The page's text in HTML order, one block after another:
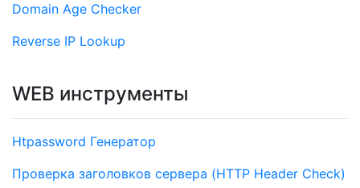
Domain Age Checker
Reverse IP Lookup
WEB инструменты
Htpassword Генератор
Проверка заголовков сервера (HTTP Header Check)